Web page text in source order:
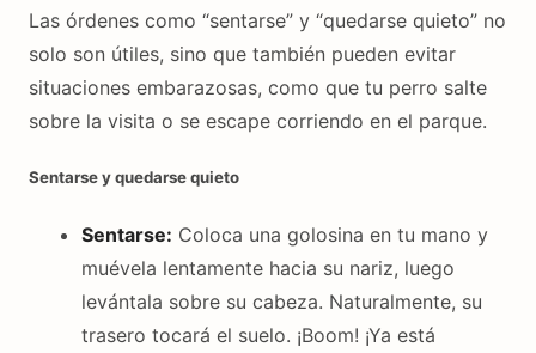
Las órdenes como “sentarse” y “quedarse quieto” no
solo son útiles, sino que también pueden evitar
situaciones embarazosas, como que tu perro salte
sobre la visita o se escape corriendo en el parque.
Sentarse y quedarse quieto
Sentarse: Coloca una golosina en tu mano y
muévela lentamente hacia su nariz, luego
levántala sobre su cabeza. Naturalmente, su
trasero tocará el suelo. ¡Boom! ¡Ya está